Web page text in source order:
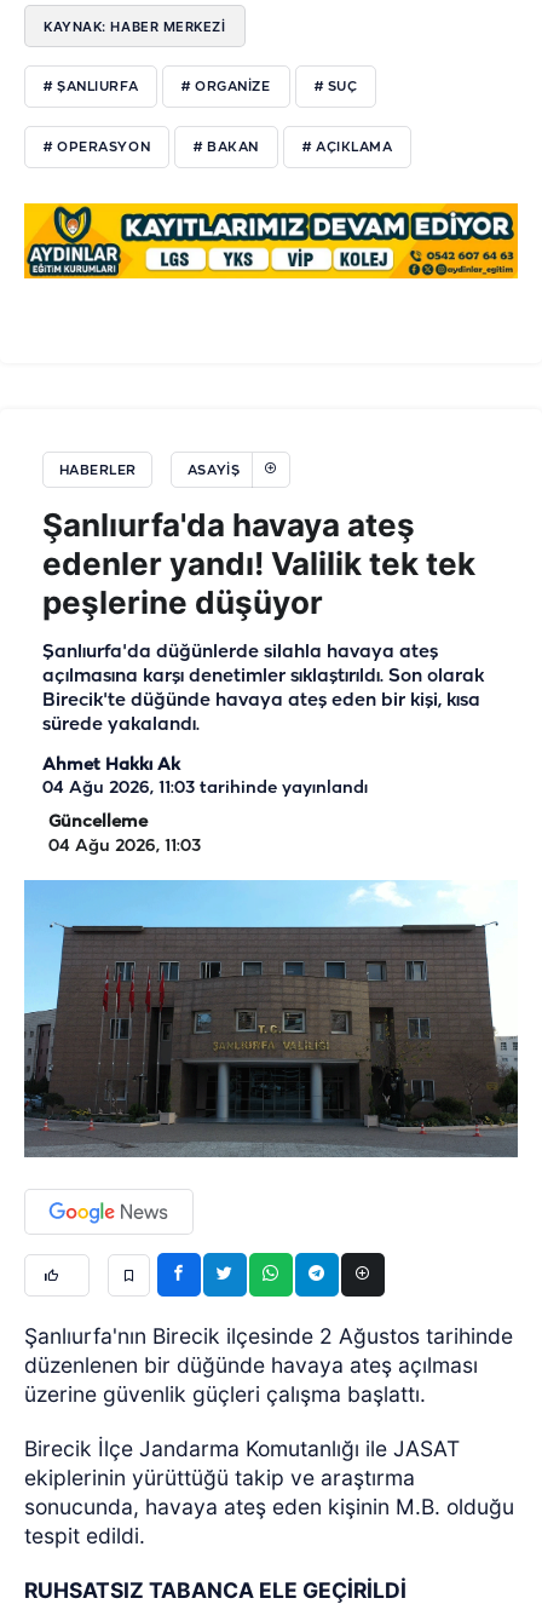
KAYNAK: HABER MERKEZİ
# ŞANLIURFA # ORGANİZE # SUÇ
# OPERASYON # BAKAN # AÇIKLAMA
HABERLER ASAYIŞ
Şanlıurfa'da havaya ateş
edenler yandı! Valilik tek tek
peşlerine düşüyor
Şanlıurfa'da düğünlerde silahla havaya ateş
açılmasına karşı denetimler sıklaştırıldı. Son olarak
Birecik'te düğünde havaya ateş eden bir kişi, kısa
sürede yakalandı.
Ahmet Hakkı Ak
04 Ağu 2026, 11:03 tarihinde yayınlandı
Güncelleme
04 Ağu 2026, 11:03
Şanlıurfa'nın Birecik ilçesinde 2 Ağustos tarihinde
düzenlenen bir düğünde havaya ateş açılması
üzerine güvenlik güçleri çalışma başlattı.
Birecik İlçe Jandarma Komutanlığı ile JASAT
ekiplerinin yürüttüğü takip ve araştırma
sonucunda, havaya ateş eden kişinin M.B. olduğu
tespit edildi.
RUHSATSIZ TABANCA ELE GEÇİRİLDİ